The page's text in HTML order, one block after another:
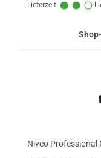
Lieferzeit:
Niveo Professional